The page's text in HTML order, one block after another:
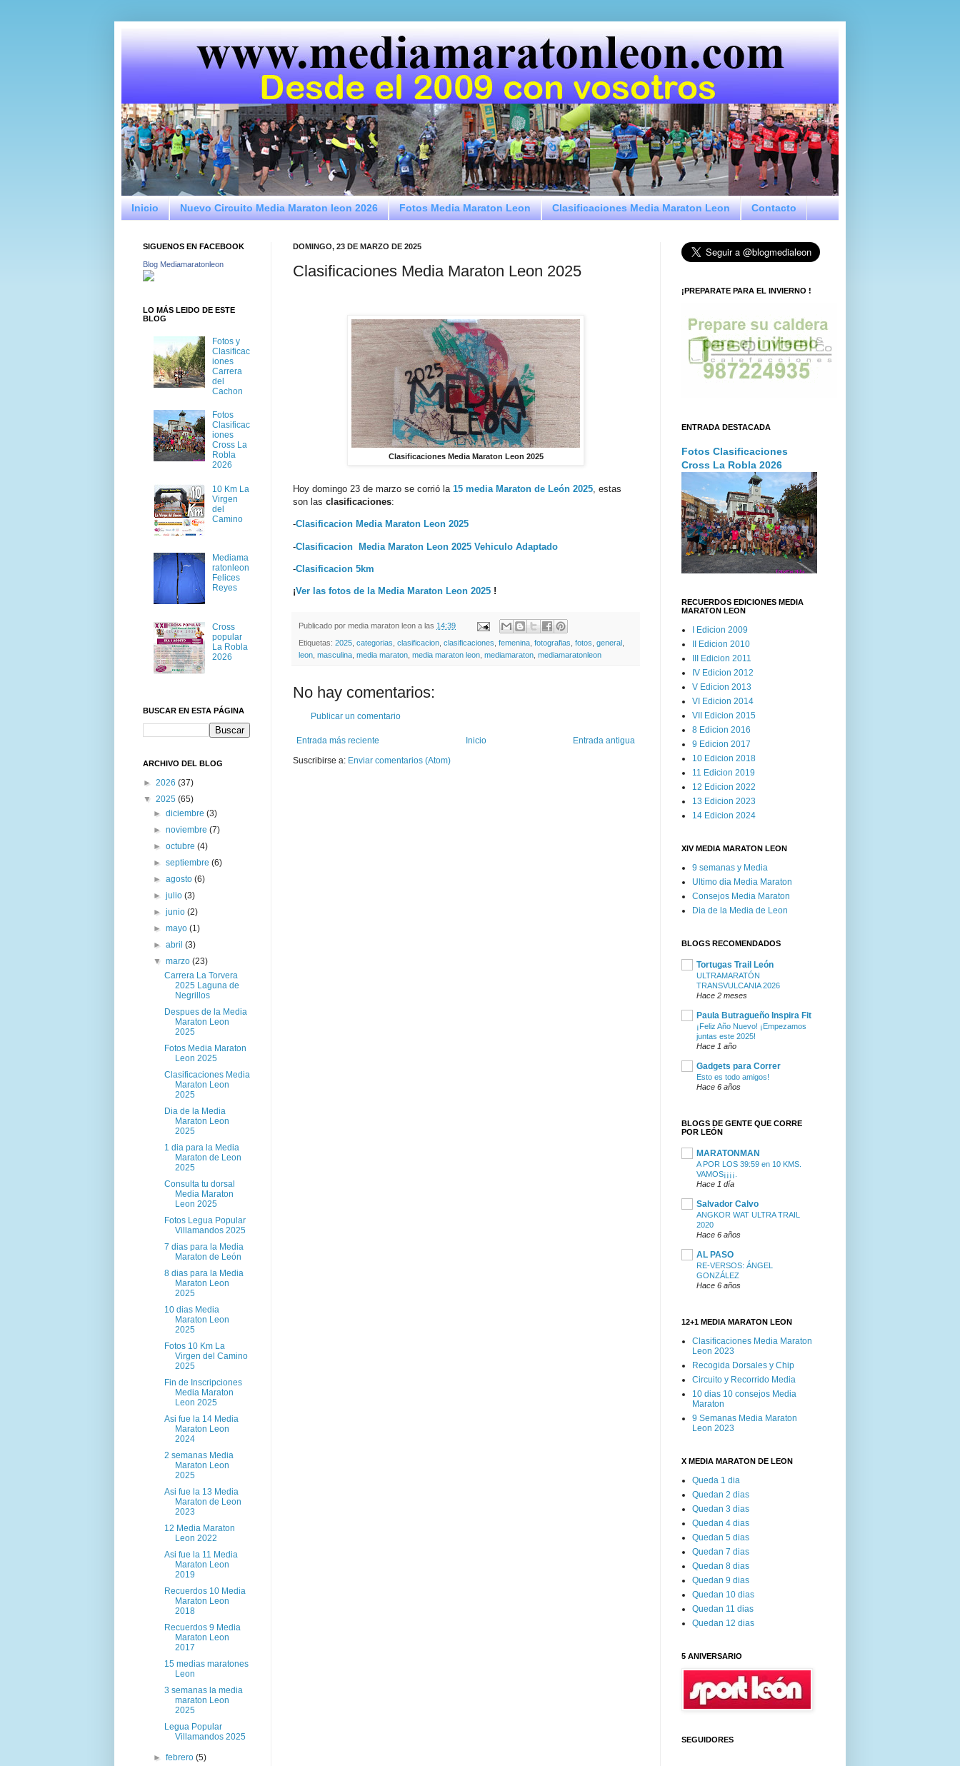
Inicio Nuevo Circuito Media Maraton leon 2026 Fotos Media Maraton Leon Clasificaciones Media Maraton Leon Contacto
DOMINGO, 23 DE MARZO DE 2025
Clasificaciones Media Maraton Leon 2025
Clasificaciones Media Maraton Leon 2025
Hoy domingo 23 de marzo se corrió la 15 media Maraton de León 2025, estas
son las clasificaciones:
-Clasificacion Media Maraton Leon 2025
-Clasificacion Media Maraton Leon 2025 Vehiculo Adaptado
-Clasificacion 5km
¡Ver las fotos de la Media Maraton Leon 2025 !
Publicado por media maraton leon a las 14:39
Etiquetas: 2025 categorias clasificacion clasificaciones femenina fotografias fotos general
leon masculina media maraton media maraton leon mediamaraton mediamaratonleon
No hay comentarios:
Publicar un comentario
Entrada más reciente Entrada antigua
Inicio
Suscribirse a: Enviar comentarios (Atom)
SIGUENOS EN FACEBOOK
Blog Mediamaratonleon
LO MÁS LEIDO DE ESTE
BLOG
Fotos y
Clasificac
iones
Carrera
del
Cachon
Fotos
Clasificac
iones
Cross La
Robla
2026
10 Km La
Virgen
del
Camino
Mediama
ratonleon
Felices
Reyes
Cross
popular
La Robla
2026
BUSCAR EN ESTA PÁGINA
ARCHIVO DEL BLOG
► 2026 (37)
▼ 2025 (65)
►diciembre(3)
►noviembre(7)
►octubre(4)
►septiembre(6)
►agosto(6)
►julio(3)
►junio(2)
►mayo(1)
►abril(3)
▼marzo(23)
Carrera La Torvera
2025 Laguna de
Negrillos
Despues de la Media
Maraton Leon
2025
Fotos Media Maraton
Leon 2025
Clasificaciones Media
Maraton Leon
2025
Dia de la Media
Maraton Leon
2025
1 dia para la Media
Maraton de Leon
2025
Consulta tu dorsal
Media Maraton
Leon 2025
Fotos Legua Popular
Villamandos 2025
7 dias para la Media
Maraton de León
8 dias para la Media
Maraton Leon
2025
10 dias Media
Maraton Leon
2025
Fotos 10 Km La
Virgen del Camino
2025
Fin de Inscripciones
Media Maraton
Leon 2025
Asi fue la 14 Media
Maraton Leon
2024
2 semanas Media
Maraton Leon
2025
Asi fue la 13 Media
Maraton de Leon
2023
12 Media Maraton
Leon 2022
Asi fue la 11 Media
Maraton Leon
2019
Recuerdos 10 Media
Maraton Leon
2018
Recuerdos 9 Media
Maraton Leon
2017
15 medias maratones
Leon
3 semanas la media
maraton Leon
2025
Legua Popular
Villamandos 2025
►febrero(5)
¡PREPARATE PARA EL INVIERNO !
ENTRADA DESTACADA
Fotos Clasificaciones
Cross La Robla 2026
RECUERDOS EDICIONES MEDIA
MARATON LEON
I Edicion 2009
II Edicion 2010
III Edicion 2011
IV Edicion 2012
V Edicion 2013
VI Edicion 2014
VII Edicion 2015
8 Edicion 2016
9 Edicion 2017
10 Edicion 2018
11 Edicion 2019
12 Edicion 2022
13 Edicion 2023
14 Edicion 2024
XIV MEDIA MARATON LEON
9 semanas y Media
Ultimo dia Media Maraton
Consejos Media Maraton
Dia de la Media de Leon
BLOGS RECOMENDADOS
Tortugas Trail León
ULTRAMARATÓN
TRANSVULCANIA 2026
Hace 2 meses
Paula Butragueño Inspira Fit
¡Feliz Año Nuevo! ¡Empezamos
juntas este 2025!
Hace 1 año
Gadgets para Correr
Esto es todo amigos!
Hace 6 años
BLOGS DE GENTE QUE CORRE
POR LEÓN
MARATONMAN
A POR LOS 39:59 en 10 KMS.
VAMOS¡¡¡¡.
Hace 1 día
Salvador Calvo
ANGKOR WAT ULTRA TRAIL
2020
Hace 6 años
AL PASO
RE-VERSOS: ÁNGEL
GONZÁLEZ
Hace 6 años
12+1 MEDIA MARATON LEON
Clasificaciones Media Maraton
Leon 2023
Recogida Dorsales y Chip
Circuito y Recorrido Media
10 dias 10 consejos Media
Maraton
9 Semanas Media Maraton
Leon 2023
X MEDIA MARATON DE LEON
Queda 1 dia
Quedan 2 dias
Quedan 3 dias
Quedan 4 dias
Quedan 5 dias
Quedan 7 dias
Quedan 8 dias
Quedan 9 dias
Quedan 10 dias
Quedan 11 dias
Quedan 12 dias
5 ANIVERSARIO
SEGUIDORES